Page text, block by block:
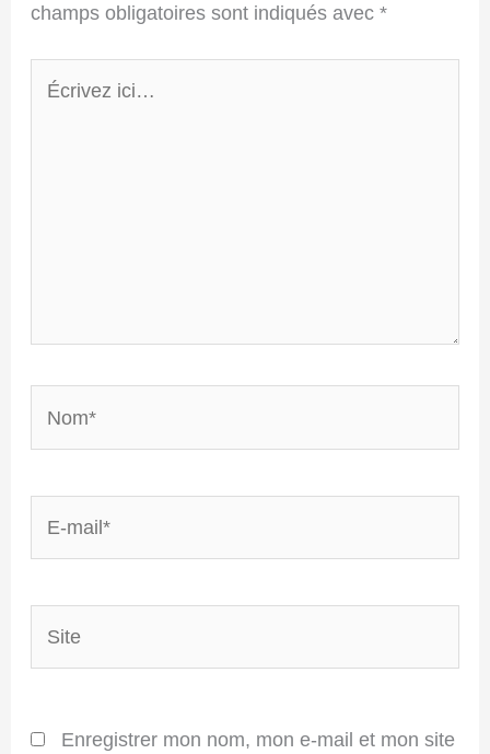
champs obligatoires sont indiqués avec*
ici…
mail*
Enregistrer mon nom, mon e-mail et mon site